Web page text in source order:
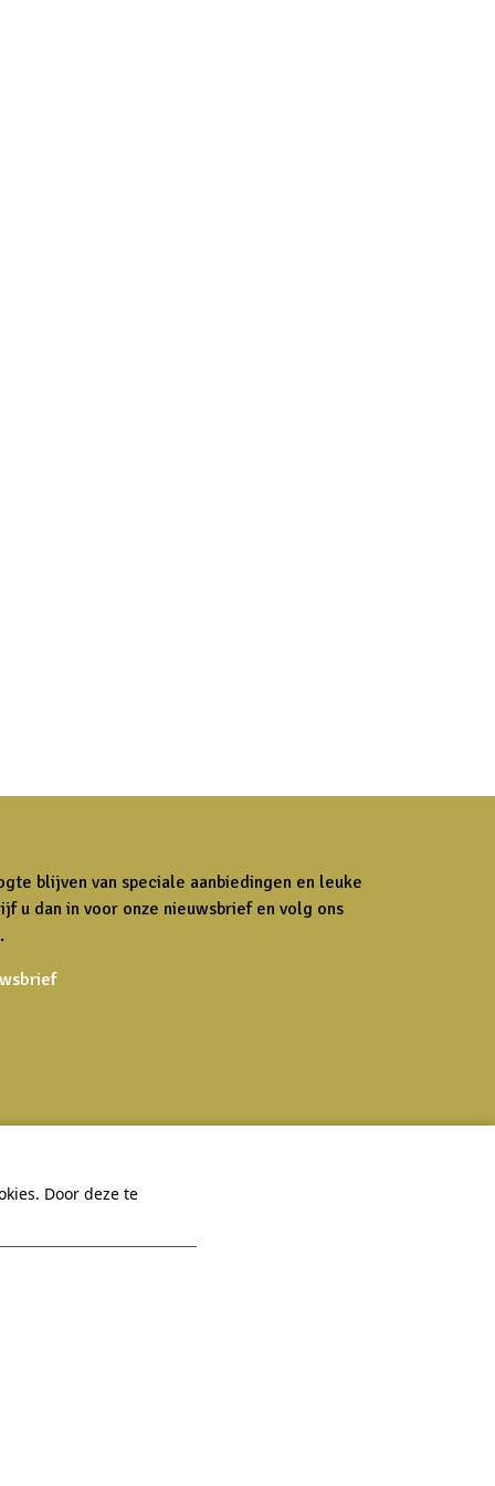
blijven van speciale aanbiedingen en leuke
u dan in voor onze nieuwsbrief en volg ons
Virtuele tour
Door deze te